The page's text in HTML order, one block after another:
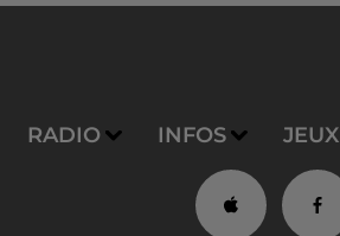
RADIO INFOS JEUX